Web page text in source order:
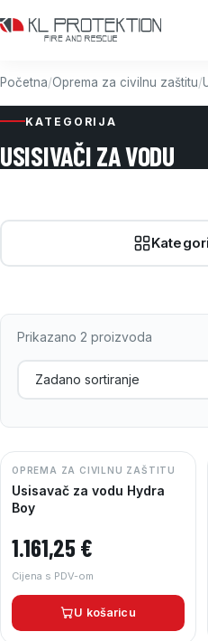
Početna/Oprema za civilnu zaštitu/
KATEGORIJA
USISIVAČI ZA VODU
Prikazano 2 proizvoda
OPREMA ZA CIVILNU ZAŠTITU
Usisavač za vodu Hydra
Boy
1.161,25 €
Cijena s PDV-om
U košaricu